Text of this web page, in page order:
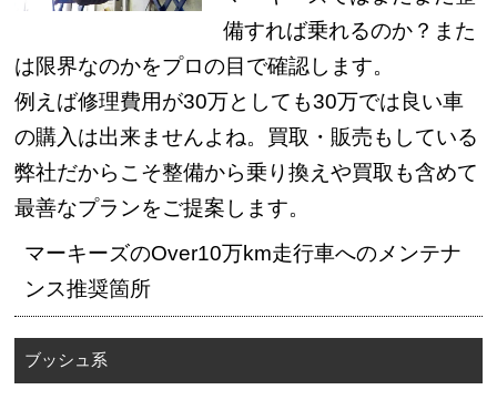
備すれば乗れるのか？また
は限界なのかをプロの目で確認します。
例えば修理費用が30万としても30万では良い車
の購入は出来ませんよね。買取・販売もしている
弊社だからこそ整備から乗り換えや買取も含めて
最善なプランをご提案します。
マーキーズのOver10万km走行車へのメンテナ
ンス推奨箇所
ブッシュ系